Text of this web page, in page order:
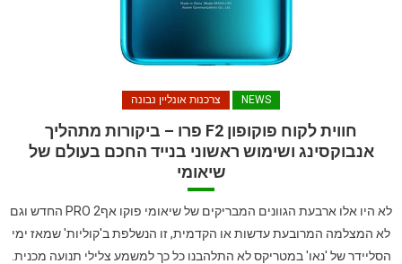
NEWS צרכנות אונליין נבונה
חווית לקוח פוקופון F2 פרו – ביקורות מתהליך
אנבוקסינג ושימוש ראשוני בנייד החכם בעולם של
שיאומי
לא היו אלו ארבעת הגוונים המבריקים של שיאומי פוקו אף2 PRO החדש וגם
לא המצלמה המרובעת עדשות או הקדמית, זו הנשלפת ב'קוליות' שמאז ימי
הסליידר של 'נאו' במטריקס לא התלהבנו כל כך למשמע צלילי תנועה מכנית.